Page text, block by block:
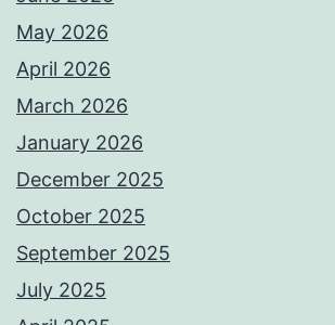
May 2026
April 2026
March 2026
January 2026
December 2025
October 2025
September 2025
July 2025